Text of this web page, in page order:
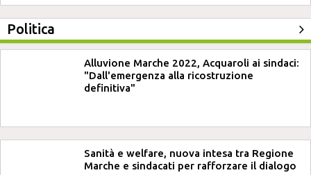
Politica
Alluvione Marche 2022, Acquaroli ai sindaci:
"Dall'emergenza alla ricostruzione
definitiva"
Sanità e welfare, nuova intesa tra Regione
Marche e sindacati per rafforzare il dialogo